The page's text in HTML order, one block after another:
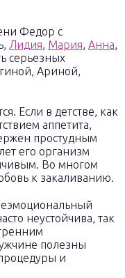
Федор с
Лидия, Мария, Анна,
серьезных
Ариной,
Если в детстве, как
аппетита,
простудным
его организм
Во многом
к закаливанию.
неустойчива, так
полезны
и